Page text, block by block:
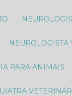
PARA ANIMAIS